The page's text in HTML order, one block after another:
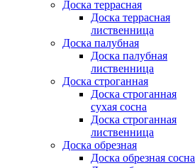
Доска террасная
Доска террасная
лиственница
Доска палубная
Доска палубная
лиственница
Доска строганная
Доска строганная
сухая сосна
Доска строганная
лиственница
Доска обрезная
Доска обрезная сосна